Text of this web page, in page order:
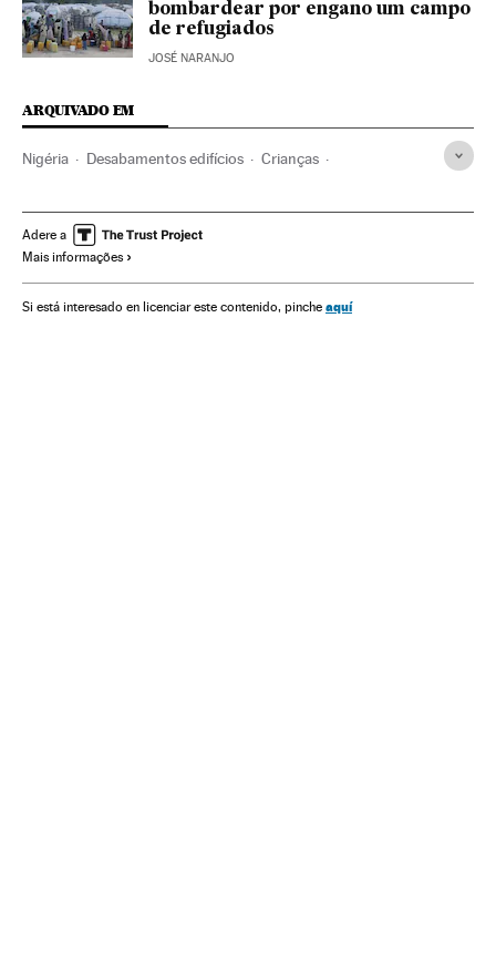
bombardear por engano um campo
de refugiados
JOSÉ NARANJO
ARQUIVADO EM
Nigéria Desabamentos edifícios Crianças
Colégios África Centros educativos
Acontecimentos
Adere a
Mais informações
Si está interesado en licenciar este contenido, pinche aquí